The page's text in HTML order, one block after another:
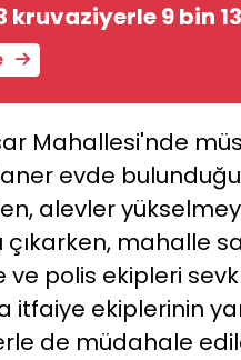
kruvaziyerle 9 bin
Mahallesi'nde
evde
alevler
mahalle
polis ekipleri
ekiplerinin
de müdahale